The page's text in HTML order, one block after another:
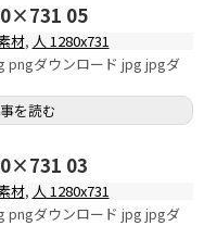
05
材, 人 1280x731
pngダウンロード jpg jpgダ
を読む
03
材, 人 1280x731
pngダウンロード jpg jpgダ